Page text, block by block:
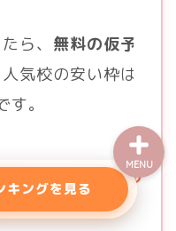
ら、 無料の仮予
気校の安い枠は
。
間中はキャンセル
キングを見る
MENU
バイク免許